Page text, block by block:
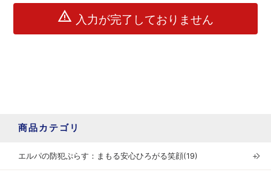
warning 入力が完了しておりません
商品カテゴリ
エルパの防犯ぷらす：まもる安心ひろがる笑顔(19) ＋